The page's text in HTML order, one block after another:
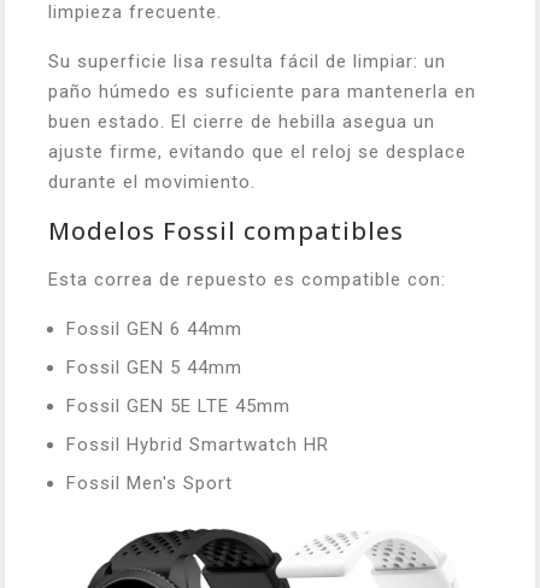
limpieza frecuente.
Su superficie lisa resulta fácil de limpiar: un
paño húmedo es suficiente para mantenerla en
buen estado. El cierre de hebilla asegua un
ajuste firme, evitando que el reloj se desplace
durante el movimiento.
Modelos Fossil compatibles
Esta correa de repuesto es compatible con:
Fossil GEN 6 44mm
Fossil GEN 5 44mm
Fossil GEN 5E LTE 45mm
Fossil Hybrid Smartwatch HR
Fossil Men's Sport